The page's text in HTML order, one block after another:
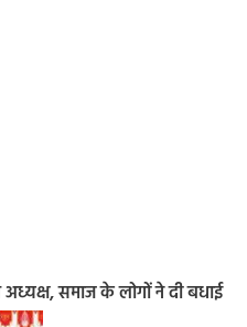
अध्यक्ष, समाज के लोगों ने दी बधाई